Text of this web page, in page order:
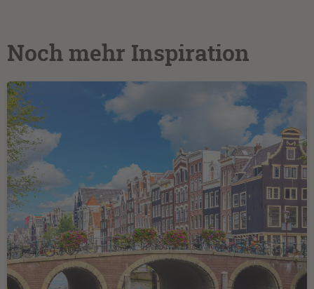
Noch mehr Inspiration